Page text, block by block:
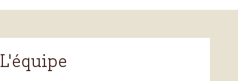
L'équipe